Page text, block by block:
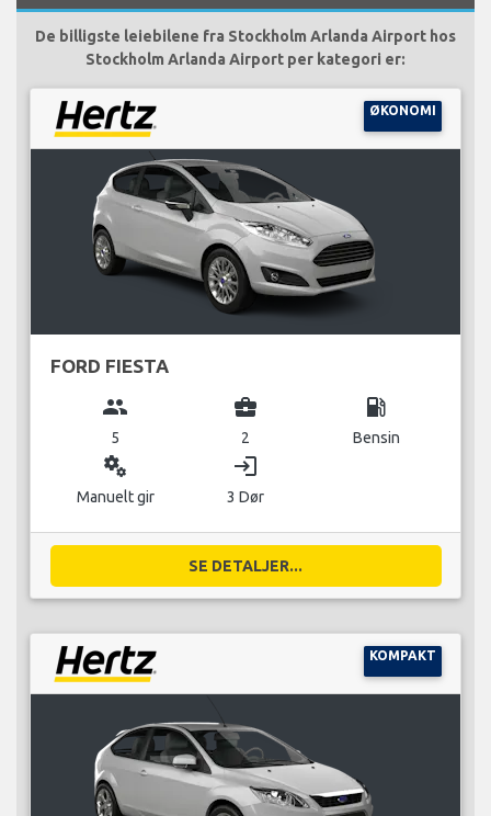
De billigste leiebilene fra Stockholm Arlanda Airport hos
Stockholm Arlanda Airport per kategori er:
ØKONOMI
FORD FIESTA
group
5
business_center
2
local_gas_station
Bensin
miscellaneous_services
Manuelt gir
login
3 Dør
SE DETALJER...
KOMPAKT